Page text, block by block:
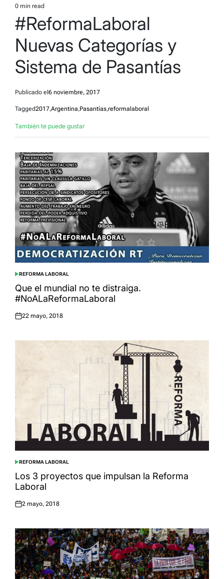
IN
Estimated
read
time
0 min read
#ReformaLaboral
Nuevas Categorías y
Sistema de Pasantías
Publicado el 6 noviembre, 2017
Tagged2017,Argentina,Pasantías,reformalaboral
También te puede gustar
POSTED
IN
REFORMA LABORAL
Que el mundial no te distraiga.
#NoALaReformaLaboral
Posted
22 mayo, 2018
POSTED
IN
REFORMA LABORAL
Los 3 proyectos que impulsan la Reforma
Laboral
Posted
2 mayo, 2018